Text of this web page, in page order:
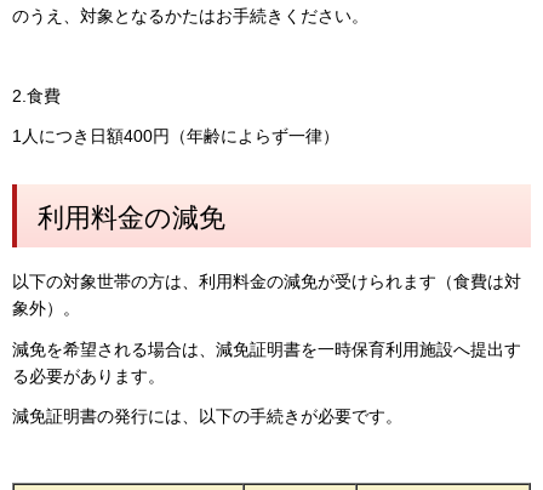
のうえ、対象となるかたはお手続きください。
2.食費
1人につき日額400円（年齢によらず一律）
利用料金の減免
以下の対象世帯の方は、利用料金の減免が受けられます（食費は対
象外）。
減免を希望される場合は、減免証明書を一時保育利用施設へ提出す
る必要があります。
減免証明書の発行には、以下の手続きが必要です。